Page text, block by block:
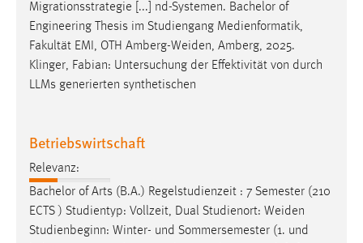
Migrationsstrategie [...] nd-Systemen. Bachelor of
Engineering Thesis im Studiengang Medienformatik,
Fakultät EMI, OTH Amberg-Weiden, Amberg, 2025.
Klinger, Fabian: Untersuchung der Effektivität von durch
LLMs generierten synthetischen
Betriebswirtschaft
Relevanz:
Bachelor of Arts (B.A.) Regelstudienzeit : 7 Semester (210
ECTS ) Studientyp: Vollzeit, Dual Studienort: Weiden
Studienbeginn: Winter- und Sommersemester (1. und